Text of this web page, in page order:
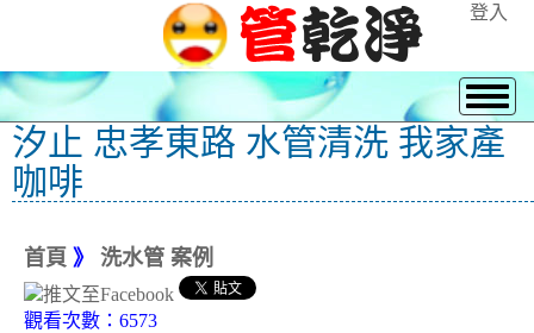
登入
汐止 忠孝東路 水管清洗 我家產
咖啡
首頁 》 洗水管 案例
觀看次數：6573